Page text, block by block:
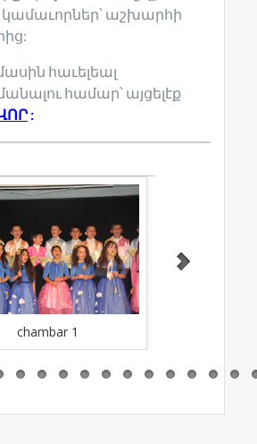
աշխարհի
հաւելեալ
համար՝ այցելէք
:
chambar 1